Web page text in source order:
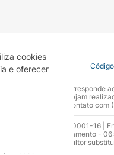
cookies
e oferecerCovid-19
o seu site oficial
que não sejam
gentileza entrar em contato
| CNPJ: 17.256.512.0001-16
Horário de funcionamento -
– CRF 52.584 - Consultor
7.16355-1